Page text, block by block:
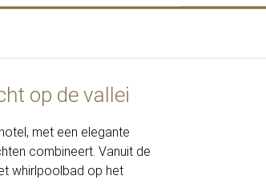
op de vallei
met een elegante
combineert. Vanuit de
whirlpoolbad op het